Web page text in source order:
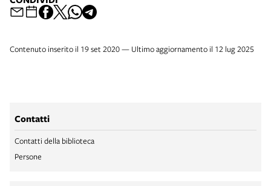
Contenuto inserito il 19 set 2020 — Ultimo aggiornamento il 12 lug 2025
Contatti
Contatti della biblioteca
Persone